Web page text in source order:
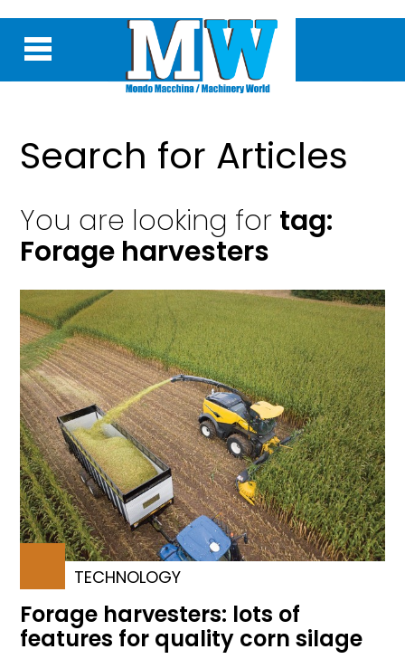
Search for Articles
You are looking for tag:
Forage harvesters
TECHNOLOGY
Forage harvesters: lots of
features for quality corn silage